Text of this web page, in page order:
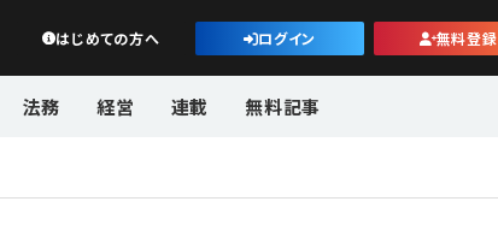
公益・一般法人オンライン
はじめての方へ ログイン 無料登録
法務 経営 連載 無料記事